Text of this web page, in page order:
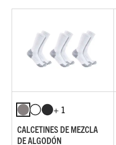
+ 1
CALCETINES DE MEZCLA
DE ALGODÓN